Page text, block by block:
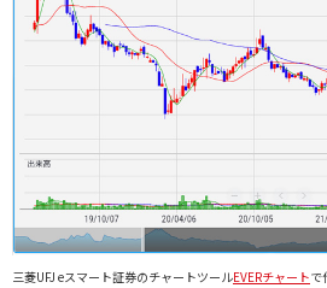
三菱UFJ eスマート証券のチャートツールEVERチャートで